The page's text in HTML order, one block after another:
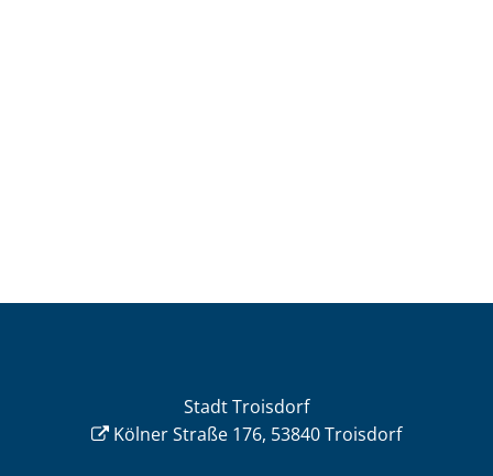
Stadt Troisdorf
Kölner Straße 176, 53840 Troisdorf